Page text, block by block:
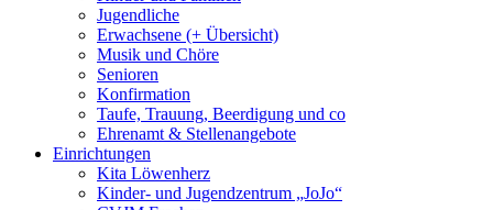
Jugendliche
Erwachsene (+ Übersicht)
Musik und Chöre
Senioren
Konfirmation
Taufe, Trauung, Beerdigung und co
Ehrenamt & Stellenangebote
Einrichtungen
Kita Löwenherz
Kinder- und Jugendzentrum „JoJo“